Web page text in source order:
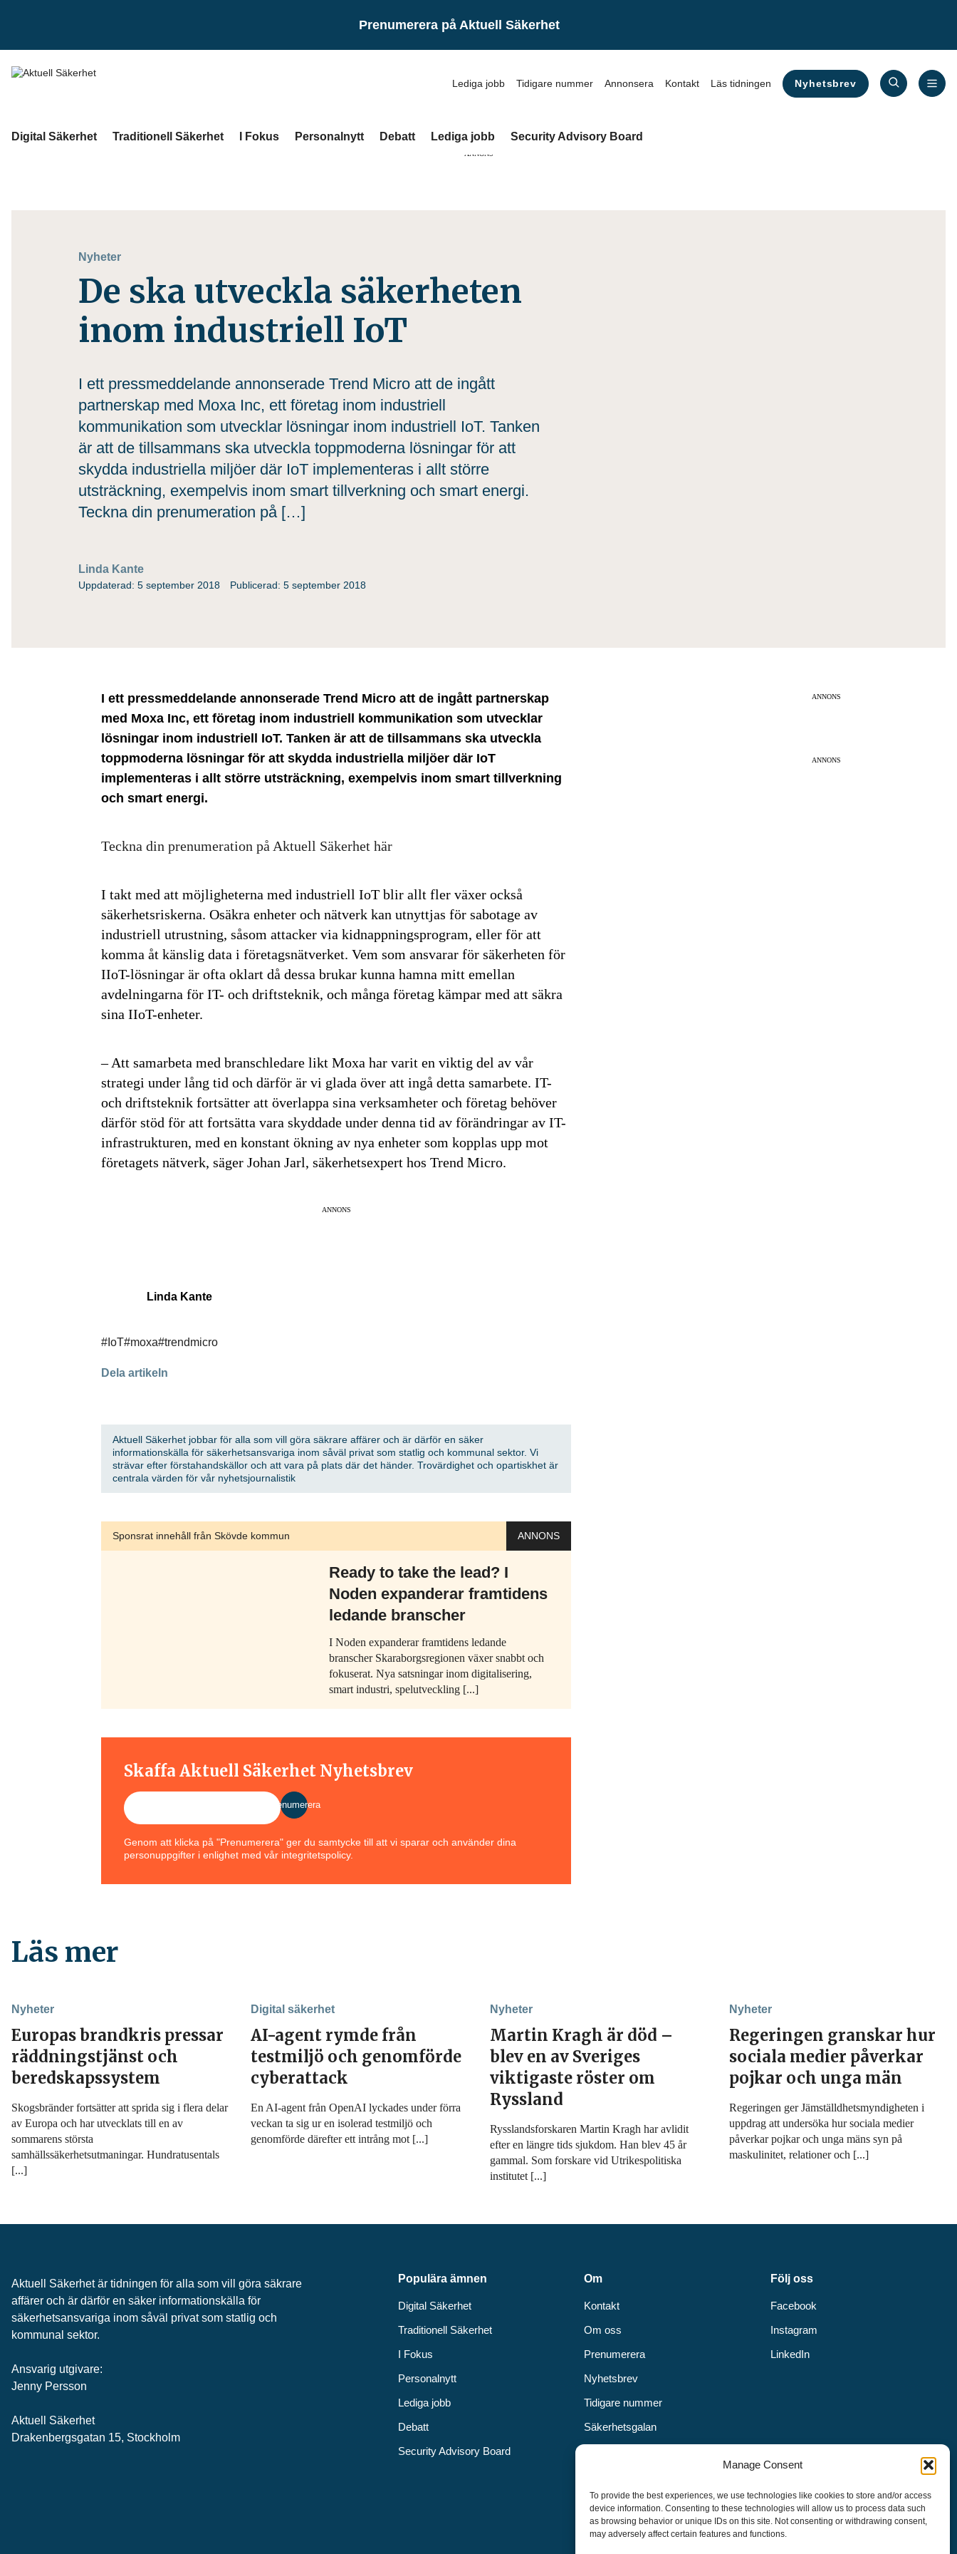
Manage Consent
To provide the best experiences, we use technologies like cookies to store and/or access
device information. Consenting to these technologies will allow us to process data such
as browsing behavior or unique IDs on this site. Not consenting or withdrawing consent,
may adversely affect certain features and functions.
Prenumerera på Aktuell Säkerhet
Lediga jobb Tidigare nummer Annonsera Kontakt Läs tidningen Nyhetsbrev
Digital Säkerhet Traditionell Säkerhet I Fokus Personalnytt Debatt Lediga jobb Security Advisory Board
ANNONS
Nyheter
De ska utveckla säkerheten
inom industriell IoT
I ett pressmeddelande annonserade Trend Micro att de ingått
partnerskap med Moxa Inc, ett företag inom industriell
kommunikation som utvecklar lösningar inom industriell IoT. Tanken
är att de tillsammans ska utveckla toppmoderna lösningar för att
skydda industriella miljöer där IoT implementeras i allt större
utsträckning, exempelvis inom smart tillverkning och smart energi.
Teckna din prenumeration på […]
Linda Kante
Uppdaterad: 5 september 2018 Publicerad: 5 september 2018
I ett pressmeddelande annonserade Trend Micro att de ingått partnerskap
med Moxa Inc, ett företag inom industriell kommunikation som utvecklar
lösningar inom industriell IoT. Tanken är att de tillsammans ska utveckla
toppmoderna lösningar för att skydda industriella miljöer där IoT
implementeras i allt större utsträckning, exempelvis inom smart tillverkning
och smart energi.
Teckna din prenumeration på Aktuell Säkerhet här
I takt med att möjligheterna med industriell IoT blir allt fler växer också
säkerhetsriskerna. Osäkra enheter och nätverk kan utnyttjas för sabotage av
industriell utrustning, såsom attacker via kidnappningsprogram, eller för att
komma åt känslig data i företagsnätverket. Vem som ansvarar för säkerheten för
IIoT-lösningar är ofta oklart då dessa brukar kunna hamna mitt emellan
avdelningarna för IT- och driftsteknik, och många företag kämpar med att säkra
sina IIoT-enheter.
– Att samarbeta med branschledare likt Moxa har varit en viktig del av vår
strategi under lång tid och därför är vi glada över att ingå detta samarbete. IT-
och driftsteknik fortsätter att överlappa sina verksamheter och företag behöver
därför stöd för att fortsätta vara skyddade under denna tid av förändringar av IT-
infrastrukturen, med en konstant ökning av nya enheter som kopplas upp mot
företagets nätverk, säger Johan Jarl, säkerhetsexpert hos Trend Micro.
ANNONS
Linda Kante
#IoT#moxa#trendmicro
Dela artikeln
Aktuell Säkerhet jobbar för alla som vill göra säkrare affärer och är därför en säker
informationskälla för säkerhetsansvariga inom såväl privat som statlig och kommunal sektor. Vi
strävar efter förstahandskällor och att vara på plats där det händer. Trovärdighet och opartiskhet är
centrala värden för vår nyhetsjournalistik
Sponsrat innehåll från Skövde kommun ANNONS
Ready to take the lead? I
Noden expanderar framtidens
ledande branscher
I Noden expanderar framtidens ledande
branscher Skaraborgsregionen växer snabbt och
fokuserat. Nya satsningar inom digitalisering,
smart industri, spelutveckling [...]
Skaffa Aktuell Säkerhet Nyhetsbrev
Prenumerera
Genom att klicka på "Prenumerera" ger du samtycke till att vi sparar och använder dina
personuppgifter i enlighet med vår integritetspolicy.
ANNONS
ANNONS
Läs mer
Nyheter
Europas brandkris pressar
räddningstjänst och
beredskapssystem
Skogsbränder fortsätter att sprida sig i flera delar
av Europa och har utvecklats till en av
sommarens största
samhällssäkerhetsutmaningar. Hundratusentals
[...]
Digital säkerhet
AI-agent rymde från
testmiljö och genomförde
cyberattack
En AI-agent från OpenAI lyckades under förra
veckan ta sig ur en isolerad testmiljö och
genomförde därefter ett intrång mot [...]
Nyheter
Martin Kragh är död –
blev en av Sveriges
viktigaste röster om
Ryssland
Rysslandsforskaren Martin Kragh har avlidit
efter en längre tids sjukdom. Han blev 45 år
gammal. Som forskare vid Utrikespolitiska
institutet [...]
Nyheter
Regeringen granskar hur
sociala medier påverkar
pojkar och unga män
Regeringen ger Jämställdhetsmyndigheten i
uppdrag att undersöka hur sociala medier
påverkar pojkar och unga mäns syn på
maskulinitet, relationer och [...]
Aktuell Säkerhet är tidningen för alla som vill göra säkrare
affärer och är därför en säker informationskälla för
säkerhets­ansvariga inom såväl privat som statlig och
kommunal sektor.
Ansvarig utgivare:
Jenny Persson
Aktuell Säkerhet
Drakenbergsgatan 15, Stockholm
Populära ämnen
Digital Säkerhet
Traditionell Säkerhet
I Fokus
Personalnytt
Lediga jobb
Debatt
Security Advisory Board
Om
Kontakt
Om oss
Prenumerera
Nyhetsbrev
Tidigare nummer
Säkerhetsgalan
Vår integritetspolicy
Följ oss
Facebook
Instagram
LinkedIn